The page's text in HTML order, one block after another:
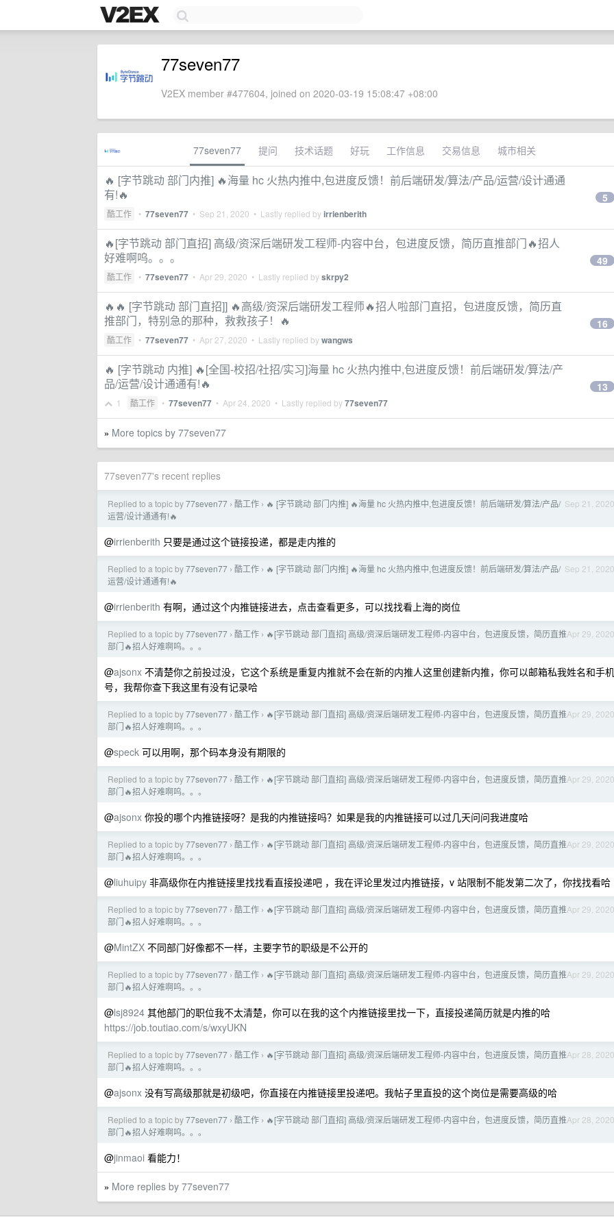
77seven77
V2EX member #477604, joined on 2020-03-19 15:08:47 +08:00
77seven77 提问 技术话题 好玩 工作信息 交易信息 城市相关
🔥 [字节跳动 部门内推] 🔥海量 hc 火热内推中,包进度反馈！前后端研发/算法/产品/运营/设计通通
有!🔥
酷工作 • 77seven77 • Sep 21, 2020 • Lastly replied byirrienberith
5
🔥[字节跳动 部门直招] 高级/资深后端研发工程师-内容中台，包进度反馈，简历直推部门🔥招人
好难啊呜。。。
酷工作 • 77seven77 • Apr 29, 2020 • Lastly replied byskrpy2
49
🔥🔥 [字节跳动 部门直招]] 🔥高级/资深后端研发工程师🔥招人啦部门直招，包进度反馈，简历直
推部门，特别急的那种，救救孩子！🔥
酷工作 • 77seven77 • Apr 27, 2020 • Lastly replied bywangws
16
🔥 [字节跳动 内推] 🔥[全国-校招/社招/实习]海量 hc 火热内推中,包进度反馈！前后端研发/算法/产
品/运营/设计通通有!🔥
1 酷工作 • 77seven77 • Apr 24, 2020 • Lastly replied by77seven77
13
» More topics by 77seven77
77seven77's recent replies
Sep 21, 2020
Replied to a topic by77seven77 › 酷工作 › 🔥 [字节跳动 部门内推] 🔥海量 hc 火热内推中,包进度反馈！前后端研发/算法/产品/
运营/设计通通有!🔥
@irrienberith 只要是通过这个链接投递，都是走内推的
Sep 21, 2020
Replied to a topic by77seven77 › 酷工作 › 🔥 [字节跳动 部门内推] 🔥海量 hc 火热内推中,包进度反馈！前后端研发/算法/产品/
运营/设计通通有!🔥
@irrienberith 有啊，通过这个内推链接进去，点击查看更多，可以找找看上海的岗位
Apr 29, 2020
Replied to a topic by77seven77 › 酷工作 › 🔥[字节跳动 部门直招] 高级/资深后端研发工程师-内容中台，包进度反馈，简历直推
部门🔥招人好难啊呜。。。
@ajsonx 不清楚你之前投过没，它这个系统是重复内推就不会在新的内推人这里创建新内推，你可以邮箱私我姓名和手机
号，我帮你查下我这里有没有记录哈
Apr 29, 2020
Replied to a topic by77seven77 › 酷工作 › 🔥[字节跳动 部门直招] 高级/资深后端研发工程师-内容中台，包进度反馈，简历直推
部门🔥招人好难啊呜。。。
@speck 可以用啊，那个码本身没有期限的
Apr 29, 2020
Replied to a topic by77seven77 › 酷工作 › 🔥[字节跳动 部门直招] 高级/资深后端研发工程师-内容中台，包进度反馈，简历直推
部门🔥招人好难啊呜。。。
@ajsonx 你投的哪个内推链接呀？是我的内推链接吗？如果是我的内推链接可以过几天问问我进度哈
Apr 29, 2020
Replied to a topic by77seven77 › 酷工作 › 🔥[字节跳动 部门直招] 高级/资深后端研发工程师-内容中台，包进度反馈，简历直推
部门🔥招人好难啊呜。。。
@liuhuipy 非高级你在内推链接里找找看直接投递吧 ，我在评论里发过内推链接，v 站限制不能发第二次了，你找找看哈
Apr 29, 2020
Replied to a topic by77seven77 › 酷工作 › 🔥[字节跳动 部门直招] 高级/资深后端研发工程师-内容中台，包进度反馈，简历直推
部门🔥招人好难啊呜。。。
@MintZX 不同部门好像都不一样，主要字节的职级是不公开的
Apr 29, 2020
Replied to a topic by77seven77 › 酷工作 › 🔥[字节跳动 部门直招] 高级/资深后端研发工程师-内容中台，包进度反馈，简历直推
部门🔥招人好难啊呜。。。
@lsj8924 其他部门的职位我不太清楚，你可以在我的这个内推链接里找一下，直接投递简历就是内推的哈
https://job.toutiao.com/s/wxyUKN
Apr 28, 2020
Replied to a topic by77seven77 › 酷工作 › 🔥[字节跳动 部门直招] 高级/资深后端研发工程师-内容中台，包进度反馈，简历直推
部门🔥招人好难啊呜。。。
@ajsonx 没有写高级那就是初级吧，你直接在内推链接里投递吧。我帖子里直投的这个岗位是需要高级的哈
Apr 28, 2020
Replied to a topic by77seven77 › 酷工作 › 🔥[字节跳动 部门直招] 高级/资深后端研发工程师-内容中台，包进度反馈，简历直推
部门🔥招人好难啊呜。。。
@jinmaoi 看能力！
» More replies by 77seven77